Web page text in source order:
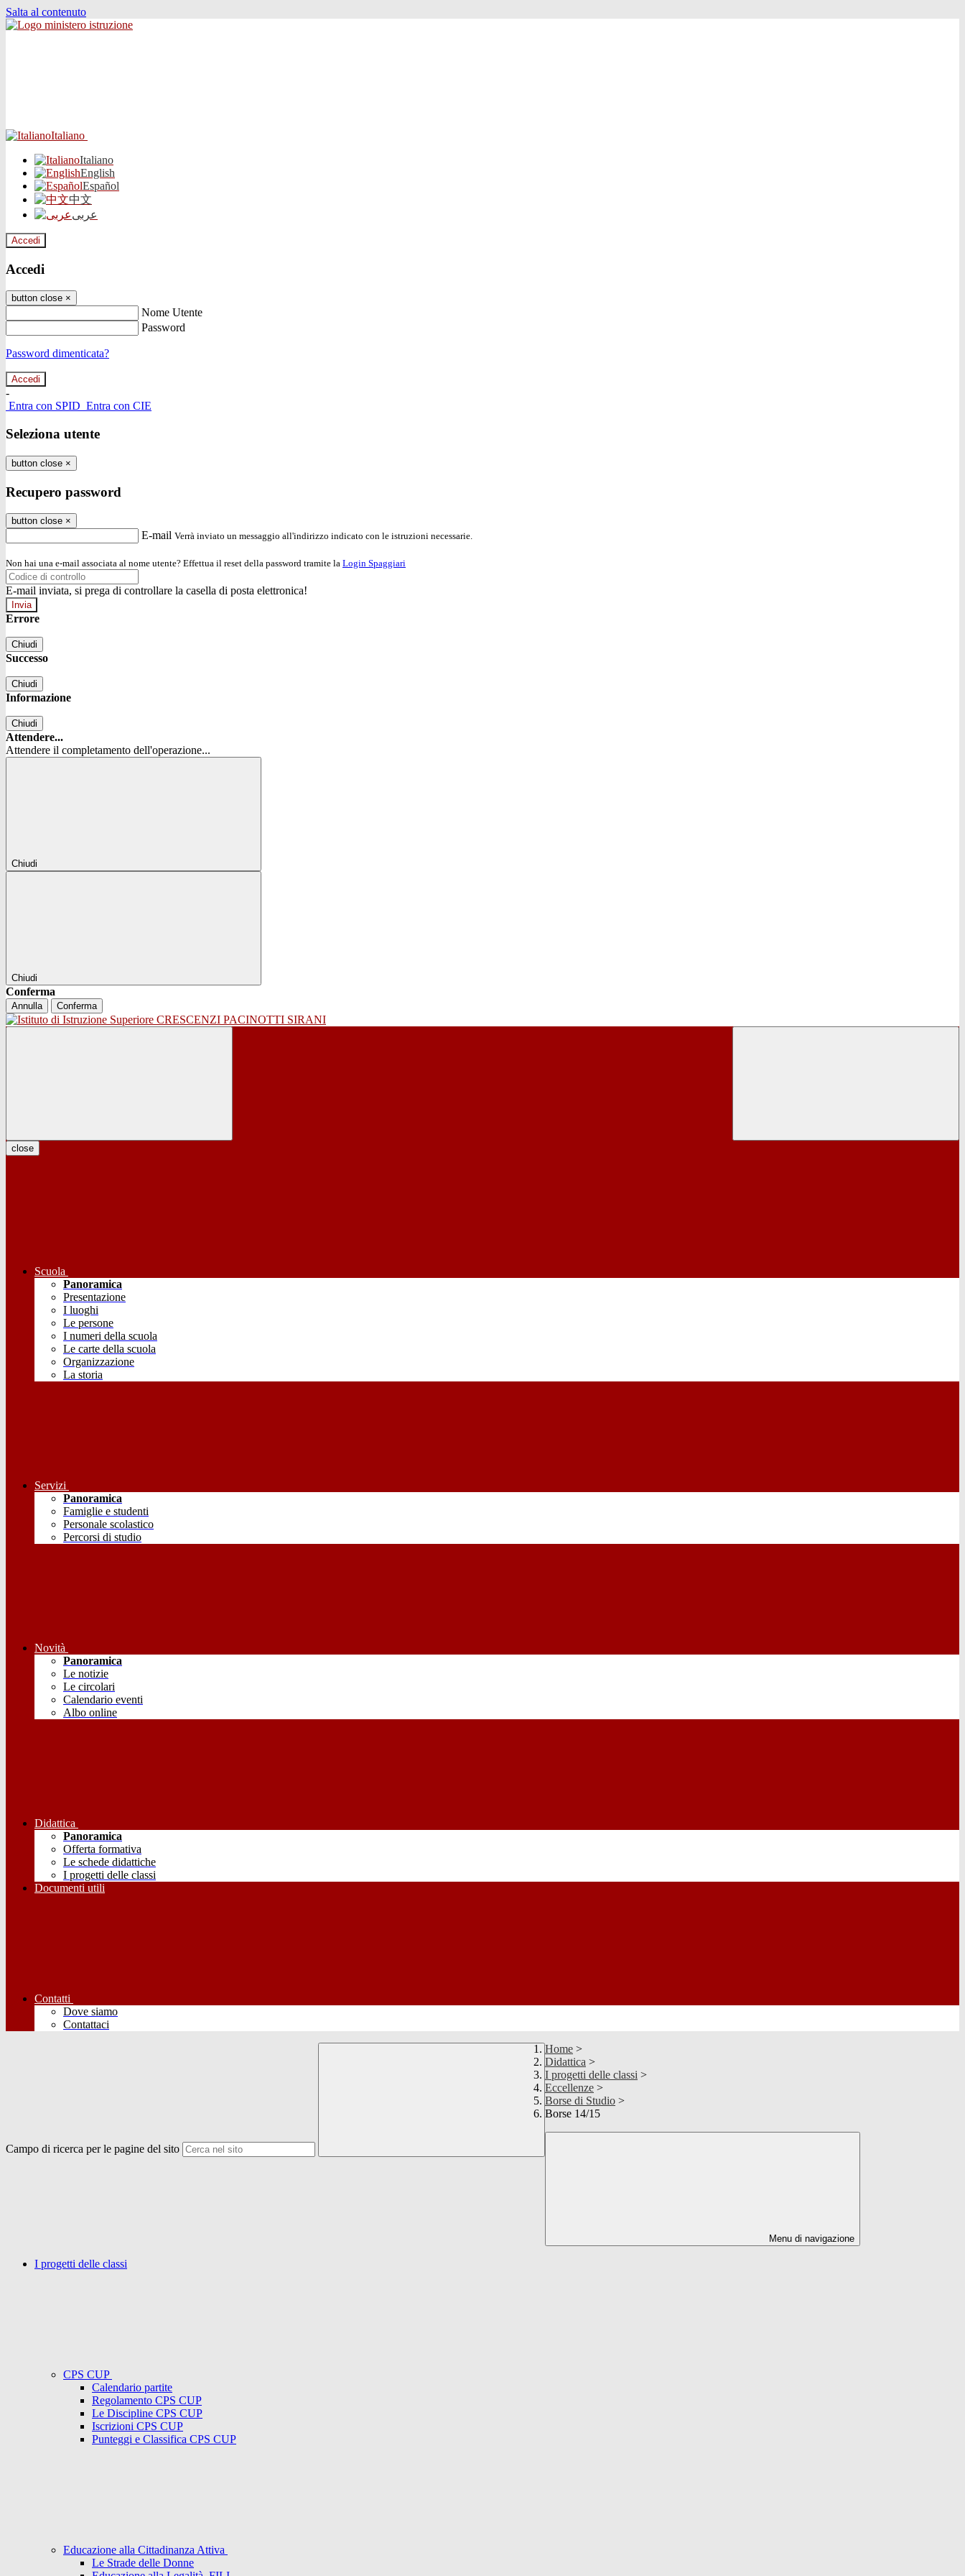
Salta al contenuto
Italiano
Italiano
English
Español
中文
عربى
Accedi
Accedi
button close ×
Nome Utente
Password
Password dimenticata?
-
Entra con SPID Entra con CIE
Seleziona utente
button close ×
Recupero password
button close ×
E-mail Verrà inviato un messaggio all'indirizzo indicato con le istruzioni necessarie.
Non hai una e-mail associata al nome utente? Effettua il reset della password tramite la Login Spaggiari
E-mail inviata, si prega di controllare la casella di posta elettronica!
Errore
Chiudi
Successo
Chiudi
Informazione
Chiudi
Attendere...
Attendere il completamento dell'operazione...
Chiudi
Chiudi
Conferma
Annulla Conferma
close
Scuola
Panoramica
Presentazione
I luoghi
Le persone
I numeri della scuola
Le carte della scuola
Organizzazione
La storia
Servizi
Panoramica
Famiglie e studenti
Personale scolastico
Percorsi di studio
Novità
Panoramica
Le notizie
Le circolari
Calendario eventi
Albo online
Didattica
Panoramica
Offerta formativa
Le schede didattiche
I progetti delle classi
Documenti utili
Contatti
Dove siamo
Contattaci
Campo di ricerca per le pagine del sito
Home >
Didattica >
I progetti delle classi >
Eccellenze >
Borse di Studio >
Borse 14/15
Menu di navigazione
I progetti delle classi
CPS CUP
Calendario partite
Regolamento CPS CUP
Le Discipline CPS CUP
Iscrizioni CPS CUP
Punteggi e Classifica CPS CUP
Educazione alla Cittadinanza Attiva
Le Strade delle Donne